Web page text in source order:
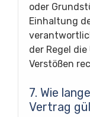
oder
Einhaltung
der Regel
Verstößen
7. Wie
Vertrag